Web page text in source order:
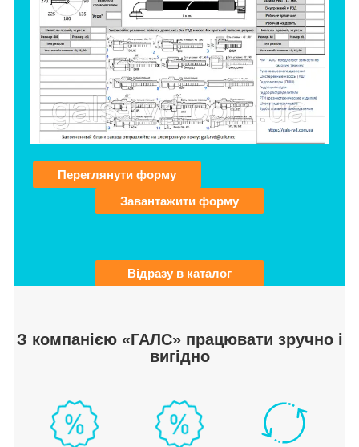
Переглянути форму
Завантажити форму
Відразу в каталог
З компанією «ГАЛС» працювати зручно і
вигідно